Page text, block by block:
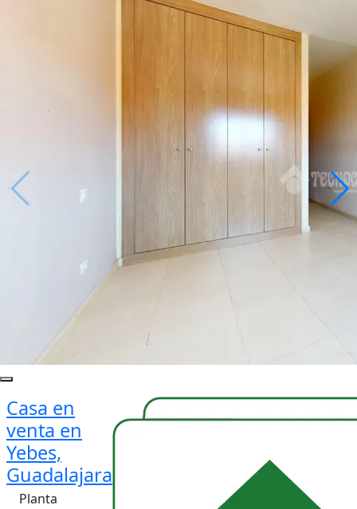
Casa en
venta en
Yebes,
Guadalajara
Planta